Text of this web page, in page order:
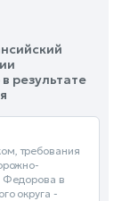
результате
требования
Федорова в
округа -